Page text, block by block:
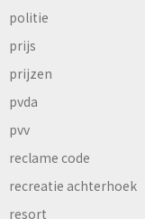
politie
prijs
prijzen
pvda
pvv
reclame code
recreatie achterhoek
resort